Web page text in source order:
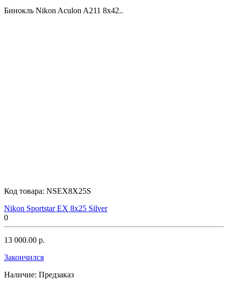
Fujinon
Kenko
Бинокль Nikon Aculon A211 8x42..
Код товара: NSEX8X25S
Nikon Sportstar EX 8x25 Silver
0
13 000.00 р.
Закончился
Наличие: Предзаказ